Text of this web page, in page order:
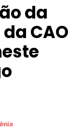
da
CAO